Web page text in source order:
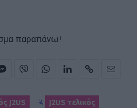
παραπάνω!
J2US J2US τελικός